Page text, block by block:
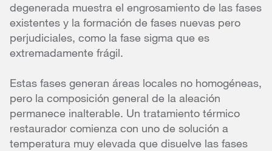
degenerada muestra el engrosamiento de las fases
existentes y la formación de fases nuevas pero
perjudiciales, como la fase sigma que es
extremadamente frágil.
Estas fases generan áreas locales no homogéneas,
pero la composición general de la aleación
permanece inalterable. Un tratamiento térmico
restaurador comienza con uno de solución a
temperatura muy elevada que disuelve las fases